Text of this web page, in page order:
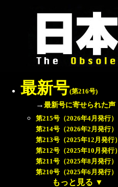
最新号(第216号)
→最新号に寄せられた声
第215号（2026年4月発行）
第214号（2026年2月発行）
第213号（2025年12月発行）
第212号（2025年10月発行）
第211号（2025年8月発行）
第210号（2025年6月発行）
もっと見る ▼